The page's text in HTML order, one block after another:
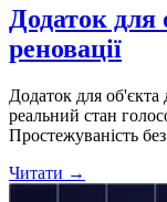
Додаток для
реновації
Додаток для об'єкта
реальний стан
Простежуваність
Читати →